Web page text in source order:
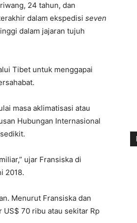
24 tahun, dan
dalam ekspedisi seven
dalam jajaran tujuh
Tibet untuk menggapai
masa aklimatisasi atau
Hubungan Internasional
ujar Fransiska di
2018.
Menurut Fransiska dan
US$ 70 ribu atau sekitar Rp